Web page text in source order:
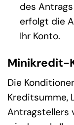
des
erfolgt die
Ihr Konto.
Minikredit-
Die
Kreditsumme,
Antragstellers